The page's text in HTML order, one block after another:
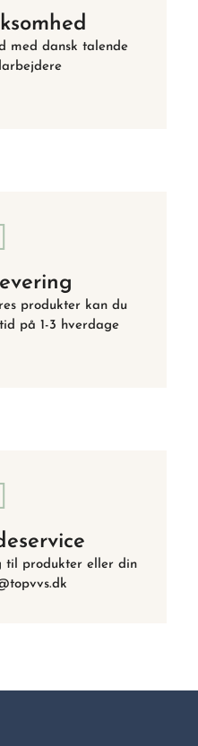
med dansk talende
produkter kan du
på 1-3 hverdage
til produkter eller din